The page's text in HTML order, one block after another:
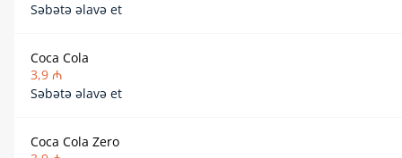
Səbətə əlavə et
Coca Cola
3,9 ₼
Səbətə əlavə et
Coca Cola Zero